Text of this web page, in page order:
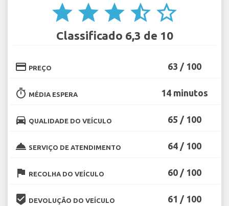
star star star star_half star_border
Classificado 6,3 de 10
credit_card PREÇO 63 / 100
timer MÉDIA ESPERA 14 minutos
directions_car QUALIDADE DO VEÍCULO 65 / 100
room_service SERVIÇO DE ATENDIMENTO 64 / 100
flag RECOLHA DO VEÍCULO 60 / 100
beenhere DEVOLUÇÃO DO VEÍCULO 61 / 100